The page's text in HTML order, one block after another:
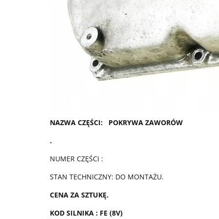
NAZWA CZĘŚCI: POKRYWA ZAWORÓW
.
NUMER CZĘŚCI :
STAN TECHNICZNY: DO MONTAŻU.
CENA ZA SZTUKĘ.
KOD SILNIKA : FE (8V)